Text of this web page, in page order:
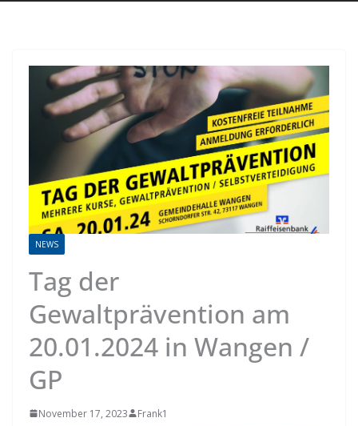
NEWS
Tag der
Gewaltprävention am
20.01.2024 in Wangen /
GP
November 17, 2023 Frank1